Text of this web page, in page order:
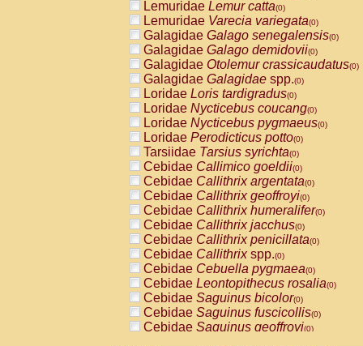
Lemuridae Lemur catta(0)
Lemuridae Varecia variegata(0)
Galagidae Galago senegalensis(0)
Galagidae Galago demidovii(0)
Galagidae Otolemur crassicaudatus(0)
Galagidae Galagidae spp.(0)
Loridae Loris tardigradus(0)
Loridae Nycticebus coucang(0)
Loridae Nycticebus pygmaeus(0)
Loridae Perodicticus potto(0)
Tarsiidae Tarsius syrichta(0)
Cebidae Callimico goeldii(0)
Cebidae Callithrix argentata(0)
Cebidae Callithrix geoffroyi(0)
Cebidae Callithrix humeralifer(0)
Cebidae Callithrix jacchus(0)
Cebidae Callithrix penicillata(0)
Cebidae Callithrixspp.(0)
Cebidae Cebuella pygmaea(0)
Cebidae Leontopithecus rosalia(0)
Cebidae Saguinus bicolor(0)
Cebidae Saguinus fuscicollis(0)
Cebidae Saguinus geoffroyi(0)